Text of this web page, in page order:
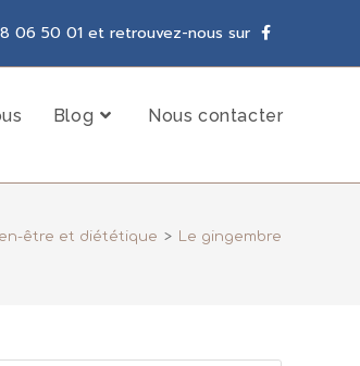
06 50 01 et retrouvez-nous sur
Blog Nous contacter
être et diététique > Le gingembre